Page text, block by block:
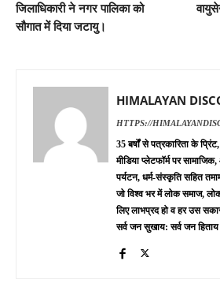
जिलाधिकारी ने नगर पालिका को
सौगात में दिया जटायु।
HIMALAYAN
HTTPS://
35 बर्षों से पत्रकारिता के
मीडिया प्लेटफॉर्म पर
पर्यटन, धर्म-संस्कृति सहित
जो विश्व भर में लोक समाज,
लिए लाभप्रद हो व हर उस
सर्व जन सुखाय: सर्व जन हिताय